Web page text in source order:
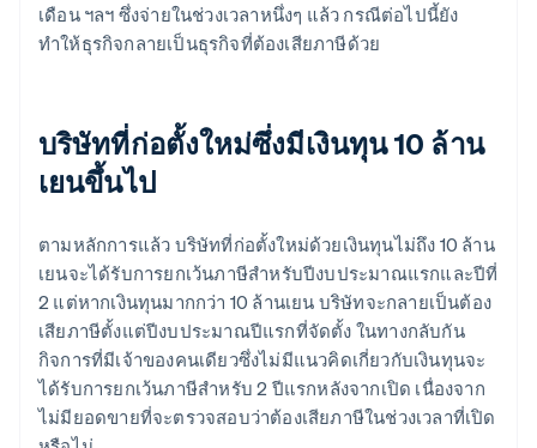
เดือน ฯลฯ ซึ่งจ่ายในช่วงเวลาหนึ่งๆ แล้ว กรณีต่อไปนี้ยัง
ทำให้ธุรกิจกลายเป็นธุรกิจที่ต้องเสียภาษีด้วย
บริษัทที่ก่อตั้งใหม่ซึ่งมีเงินทุน 10 ล้าน
เยนขึ้นไป
ตามหลักการแล้ว บริษัทที่ก่อตั้งใหม่ด้วยเงินทุนไม่ถึง 10 ล้าน
เยนจะได้รับการยกเว้นภาษีสําหรับปีงบประมาณแรกและปีที่
2 แต่หากเงินทุนมากกว่า 10 ล้านเยน บริษัทจะกลายเป็นต้อง
เสียภาษีตั้งแต่ปีงบประมาณปีแรกที่จัดตั้ง ในทางกลับกัน
กิจการที่มีเจ้าของคนเดียวซึ่งไม่มีแนวคิดเกี่ยวกับเงินทุนจะ
ได้รับการยกเว้นภาษีสําหรับ 2 ปีแรกหลังจากเปิด เนื่องจาก
ไม่มียอดขายที่จะตรวจสอบว่าต้องเสียภาษีในช่วงเวลาที่เปิด